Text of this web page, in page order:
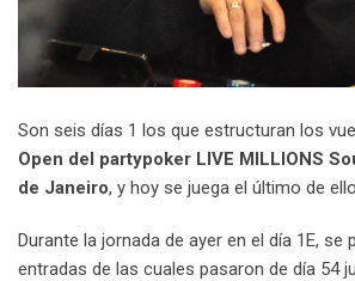
Son seis días 1 los que estructuran los
Open del partypoker LIVE MILLIONS
de Janeiro, y hoy se juega el último de
Durante la jornada de ayer en el día 1E, se
entradas de las cuales pasaron de día 54